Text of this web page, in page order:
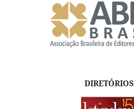
DIRETÓRIOS